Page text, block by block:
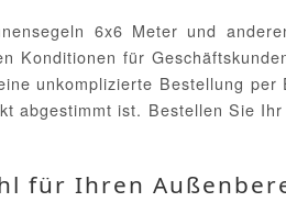
6x6 Meter und
für
unkomplizierte Bestellung
ist. Bestellen Sie
für Ihren